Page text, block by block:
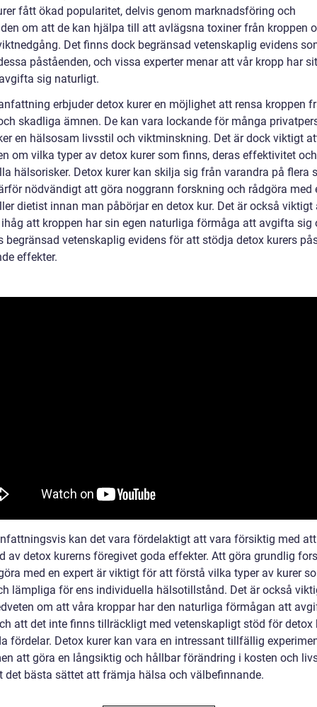
fått ökad popularitet, delvis genom marknadsföring och
om att de kan hjälpa till att avlägsna toxiner från kroppen
Det finns dock begränsad vetenskaplig evidens
påståenden, och vissa experter menar att vår kropp har
sig naturligt.
erbjuder detox kurer en möjlighet att rensa kroppen
skadliga ämnen. De kan vara lockande för många
en hälsosam livsstil och viktminskning. Det är dock viktigt
om vilka typer av detox kurer som finns, deras effektivitet och
hälsorisker. Detox kurer kan skilja sig från varandra på flera
nödvändigt att göra noggrann forskning och rådgöra med
dietist innan man påbörjar en detox kur. Det är också viktigt
att kroppen har sin egen naturliga förmåga att avgifta sig
begränsad vetenskaplig evidens för att stödja detox kurers
effekter.
kan det vara fördelaktigt att vara försiktig med
av detox kurerns föregivet goda effekter. Att göra grundlig
med en expert är viktigt för att förstå vilka typer av kurer
lämpliga för ens individuella hälsotillstånd. Det är också
om att våra kroppar har den naturliga förmågan att
att det inte finns tillräckligt med vetenskapligt stöd för detox
fördelar. Detox kurer kan vara en intressant tillfällig
att göra en långsiktig och hållbar förändring i kosten och
det bästa sättet att främja hälsa och välbefinnande.